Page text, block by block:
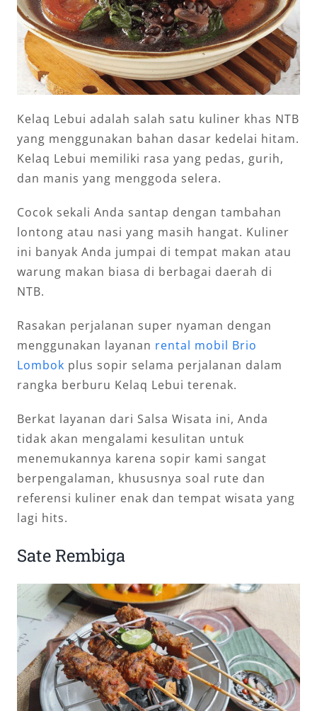
Kelaq Lebui adalah salah satu kuliner khas NTB
yang menggunakan bahan dasar kedelai hitam.
Kelaq Lebui memiliki rasa yang pedas, gurih,
dan manis yang menggoda selera.
Cocok sekali Anda santap dengan tambahan
lontong atau nasi yang masih hangat. Kuliner
ini banyak Anda jumpai di tempat makan atau
warung makan biasa di berbagai daerah di
NTB.
Rasakan perjalanan super nyaman dengan
menggunakan layanan rental mobil Brio
Lombok plus sopir selama perjalanan dalam
rangka berburu Kelaq Lebui terenak.
Berkat layanan dari Salsa Wisata ini, Anda
tidak akan mengalami kesulitan untuk
menemukannya karena sopir kami sangat
berpengalaman, khususnya soal rute dan
referensi kuliner enak dan tempat wisata yang
lagi hits.
Sate Rembiga